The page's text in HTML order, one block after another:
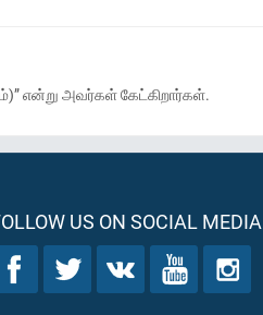
என்று அவர்கள் கேட்கிறார்கள்.
US ON SOCIAL MEDIA